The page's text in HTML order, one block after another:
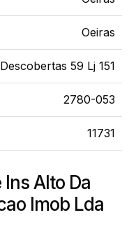
Oeiras
59 Lj 151
2780-053
11731
Alto Da
Imob Lda